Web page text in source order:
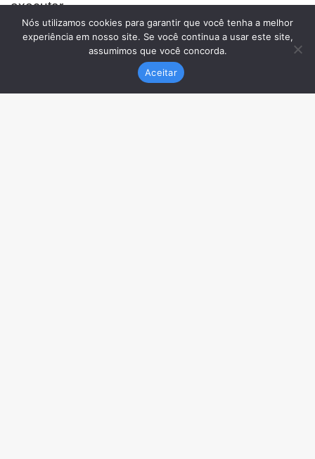
Nós utilizamos cookies para garantir que você tenha a melhor
experiência em nosso site. Se você continua a usar este site,
assumimos que você concorda.
Aceitar